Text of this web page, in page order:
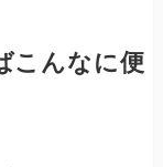
こんなに便